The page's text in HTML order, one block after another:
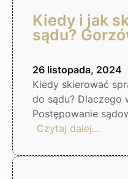
Kiedy i jak
sądu?
26 listopada, 2024
Kiedy skierować
do sądu?
Postępowanie
Czytaj dalej…
i